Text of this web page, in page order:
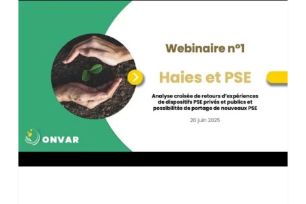
webinaires
« Restitution
projet
INTER-